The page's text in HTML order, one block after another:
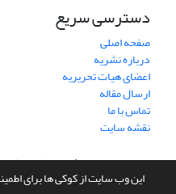
این وب سایت از کوکی ها برای
دسترسی سریع
صفحه اصلی
درباره نشریه
اعضای هیات تحریریه
ارسال مقاله
تماس با ما
نقشه سایت
سامانه مدیریت نشریات علمی.